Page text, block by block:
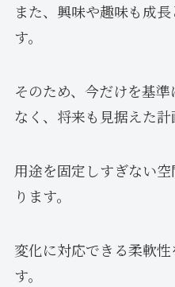
また、興味や趣味も成
す。
そのため、今だけを基
なく、将来も見据えた計
用途を固定しすぎない
ります。
変化に対応できる柔軟
す。